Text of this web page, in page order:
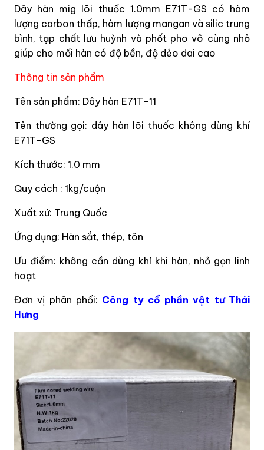
Dây hàn mig lõi thuốc 1.0mm E71T-GS có hàm
lượng carbon thấp, hàm lượng mangan và silic trung
bình, tạp chất lưu huỳnh và phốt pho vô cùng nhỏ
giúp cho mối hàn có độ bền, độ dẻo dai cao
Thông tin sản phẩm
Tên sản phẩm: Dây hàn E71T-11
Tên thường gọi: dây hàn lõi thuốc không dùng khí
E71T-GS
Kích thước: 1.0 mm
Quy cách : 1kg/cuộn
Xuất xứ: Trung Quốc
Ứng dụng: Hàn sắt, thép, tôn
Ưu điểm: không cần dùng khí khi hàn, nhỏ gọn linh
hoạt
Đơn vị phân phối: Công ty cổ phần vật tư Thái
Hưng